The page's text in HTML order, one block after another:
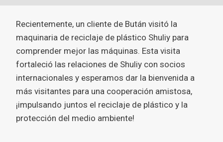
Recientemente, un cliente de Bután visitó la
maquinaria de reciclaje de plástico Shuliy para
comprender mejor las máquinas. Esta visita
fortaleció las relaciones de Shuliy con socios
internacionales y esperamos dar la bienvenida a
más visitantes para una cooperación amistosa,
¡impulsando juntos el reciclaje de plástico y la
protección del medio ambiente!